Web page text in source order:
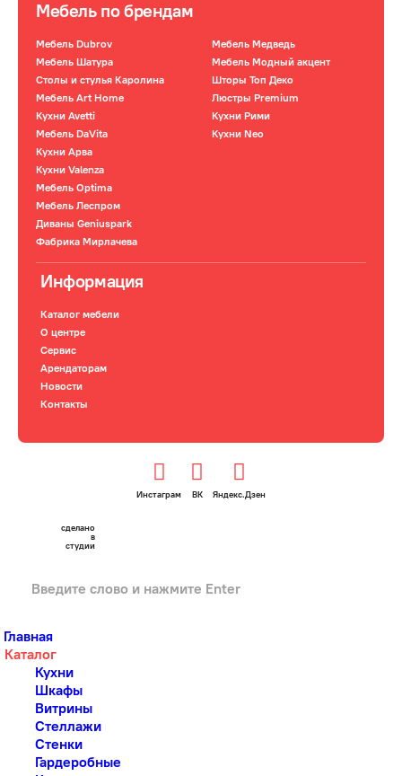
Мебель по брендам
Мебель Dubrov
Мебель Шатура
Столы и стулья Каролина
Мебель Art Home
Кухни Avetti
Мебель DaVita
Мебель Медведь
Мебель Модный акцент
Шторы Топ Деко
Люстры Premium
Кухни Рими
Кухни Neo
Кухни Арва
Кухни Valenza
Мебель Optima
Мебель Леспром
Диваны Geniuspark
Фабрика Мирлачева
Информация
Каталог мебели
О центре
Сервис
Арендаторам
Новости
Контакты
Инстаграм ВК Яндекс.Дзен
сделано
в
студии
Главная
Каталог
Кухни
Шкафы
Витрины
Стеллажи
Стенки
Гардеробные